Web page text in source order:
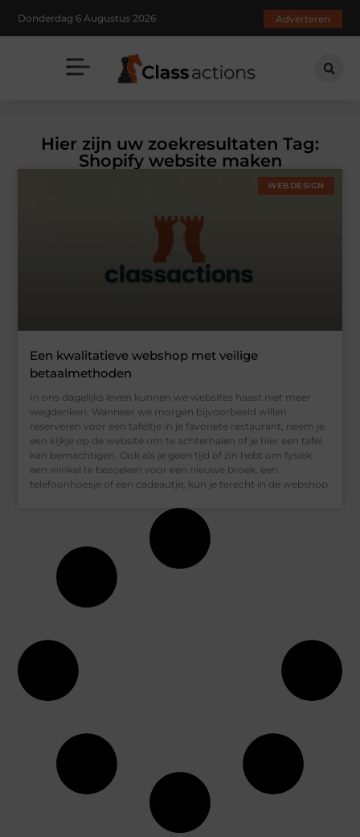
Donderdag 6 Augustus 2026 Adverteren
Hier zijn uw zoekresultaten Tag:
Shopify website maken
WEBDESIGN
Een kwalitatieve webshop met veilige
betaalmethoden
In ons dagelijks leven kunnen we websites haast niet meer
wegdenken. Wanneer we morgen bijvoorbeeld willen
reserveren voor een tafeltje in je favoriete restaurant, neem je
een kijkje op de website om te achterhalen of je hier een tafel
kan bemachtigen. Ook als je geen tijd of zin hebt om fysiek
een winkel te bezoeken voor een nieuwe broek, een
telefoonhoesje of een cadeautje, kun je terecht in de webshop